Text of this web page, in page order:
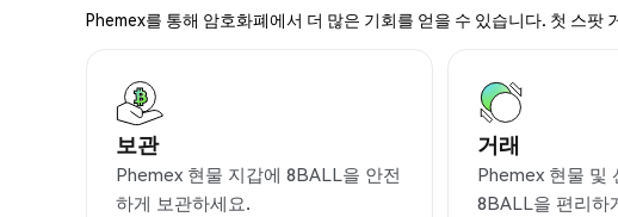
Phemex를 통해 암호화폐에서 더 많은 기회를 얻을 수 있습니다. 첫 스
보관
Phemex 현물 지갑에 8BALL을 안전
하게 보관하세요.
거래
Phemex 현물 및
8BALL을 편리하